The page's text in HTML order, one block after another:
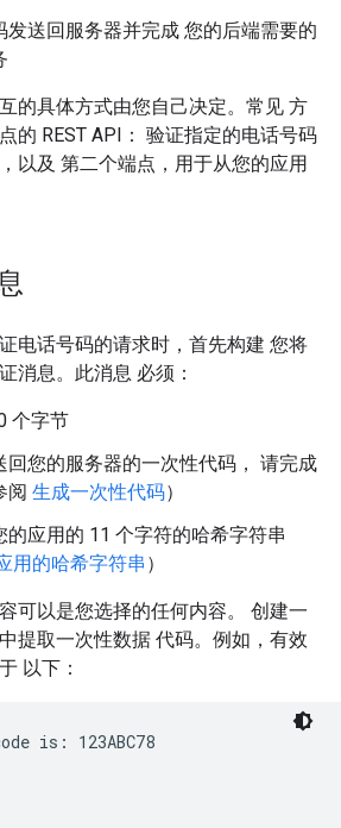
发送回服务器并完成 您的后端需要的
的具体方式由您自己决定。常见 方
的 REST API： 验证指定的电话号码
以及 第二个端点，用于从您的应用
电话号码的请求时，首先构建 您将
消息。此消息 必须：
个字节
回您的服务器的一次性代码， 请完成
阅 生成一次性代码）
的应用的 11 个字符的哈希字符串
用的哈希字符串 ）
可以是您选择的任何内容。 创建一
提取一次性数据 代码。例如，有效
以下：
is: 123ABC78